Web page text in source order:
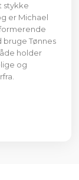
stykke
er Michael
Tønnes
holder
og